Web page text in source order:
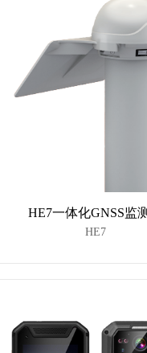
HE7一体化GNSS监
HE7